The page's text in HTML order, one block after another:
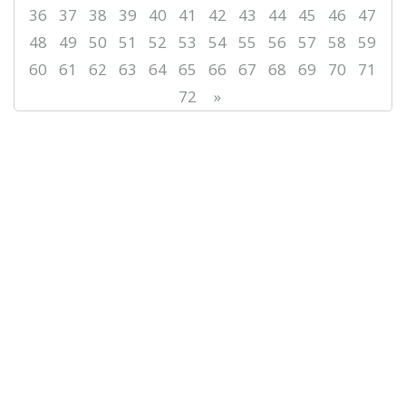
36
37 38 39 40 41 42 43 44 45 46
47
48
49 50 51 52 53 54 55 56 57 58
59
60
61 62 63 64 65 66 67 68 69 70
71
72
»